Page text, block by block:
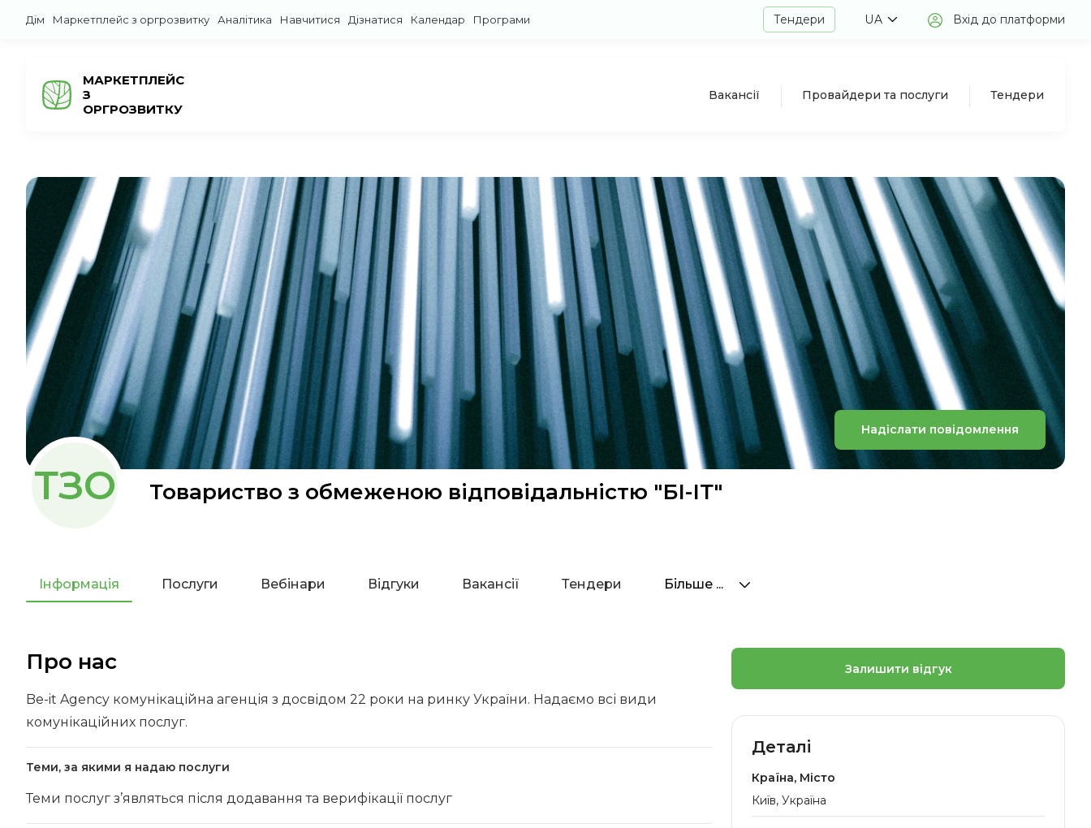
Дім Маркетплейс з оргрозвитку Аналітика Навчитися Дізнатися Календар Програми Тендери UA Вхід до платформи
МАРКЕТПЛЕЙС
З
ОРГРОЗВИТКУ
Вакансії Провайдери та послуги Тендери
Надіслати повідомлення
ТЗО Товариство з обмеженою відповідальністю "БІ-ІТ"
Інформація Послуги Вебінари Відгуки Вакансії Тендери Більше ...
Про нас
Be-it Agency комунікаційна агенція з досвідом 22 роки на ринку України. Надаємо всі види
комунікаційних послуг.
Теми, за якими я надаю послуги
Теми послуг з’являться після додавання та верифікації послуг
Залишити відгук
Деталі
Країна, Місто
Київ, Україна